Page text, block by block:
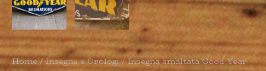
Home/Insegne e Orologi/ Insegna smaltata Good Year